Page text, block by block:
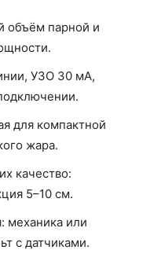
объём парной и
УЗО 30 мА,
для компактной
жара.
качество:
5–10 см.
механика или
с датчиками.